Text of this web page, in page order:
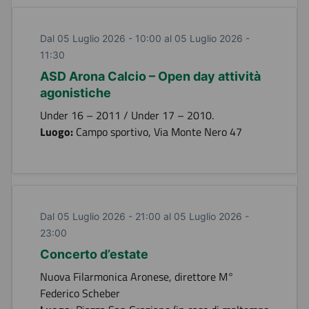
Dal 05 Luglio 2026 - 10:00 al 05 Luglio 2026 -
11:30
ASD Arona Calcio – Open day attività
agonistiche
Under 16 – 2011 / Under 17 – 2010.
Luogo: Campo sportivo, Via Monte Nero 47
Dal 05 Luglio 2026 - 21:00 al 05 Luglio 2026 -
23:00
Concerto d’estate
Nuova Filarmonica Aronese, direttore M°
Federico Scheber